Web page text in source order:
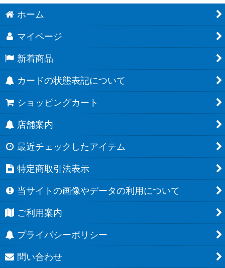
ホーム
マイページ
新着商品
カードの状態表記について
ショッピングカート
店舗案内
最近チェックしたアイテム
特定商取引法表示
当サイトの画像やデータの利用について
ご利用案内
プライバシーポリシー
問い合わせ